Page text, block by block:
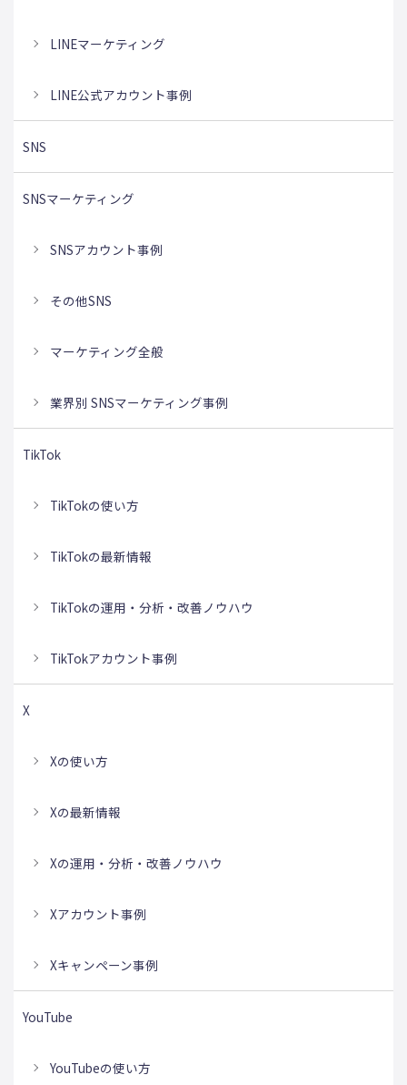
LINEマーケティング
LINE公式アカウント事例
SNS
SNSマーケティング
SNSアカウント事例
その他SNS
マーケティング全般
業界別 SNSマーケティング事例
TikTok
TikTokの使い方
TikTokの最新情報
TikTokの運用・分析・改善ノウハウ
TikTokアカウント事例
X
Xの使い方
Xの最新情報
Xの運用・分析・改善ノウハウ
Xアカウント事例
Xキャンペーン事例
YouTube
YouTubeの使い方